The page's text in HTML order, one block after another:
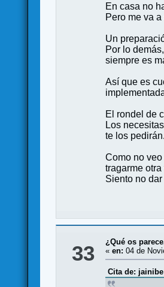
En casa no
Pero me va
Un
Por lo
siempre es
Así que es
El rondel de
Los
te los
Como no
tragarme
Siento no
33 ¿Qué os
«en: 04 de
Cita de: jainibe